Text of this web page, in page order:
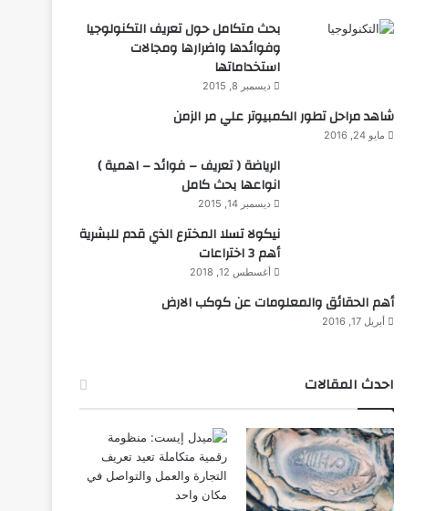
بحث متكامل حول تعريف التكنولوجيا
وفوائدها واضرارها ومجالات
استخداماتها
ديسمبر 8, 2015
شاهد مراحل تطور الكمبيوتر علي مر الزمن
مايو 24, 2016
الرياضة ( تعريف – فوائد – اهمية )
انواعها بحث كامل
ديسمبر 14, 2015
نيكولا تسلا المخترع الذي قدم للبشرية
أهم 3 اختراعات
أغسطس 12, 2018
أهم الحقائق والمعلومات عن كوكب الارض
أبريل 17, 2016
احدث المقالات